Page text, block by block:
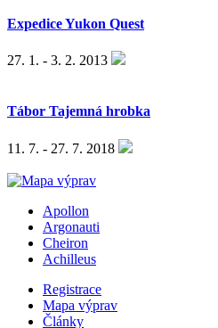
Expedice Yukon Quest
27. 1. - 3. 2. 2013
Tábor Tajemná hrobka
11. 7. - 27. 7. 2018
Apollon
Argonauti
Cheiron
Achilleus
Registrace
Mapa výprav
Články